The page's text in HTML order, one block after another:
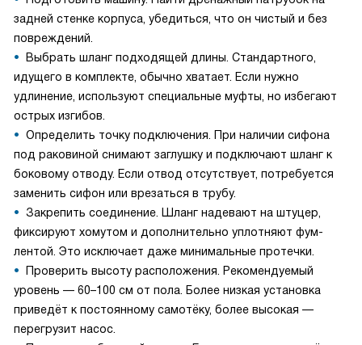
задней стенке корпуса, убедиться, что он чистый и без
повреждений.
Выбрать шланг подходящей длины. Стандартного,
идущего в комплекте, обычно хватает. Если нужно
удлинение, используют специальные муфты, но избегают
острых изгибов.
Определить точку подключения. При наличии сифона
под раковиной снимают заглушку и подключают шланг к
боковому отводу. Если отвод отсутствует, потребуется
заменить сифон или врезаться в трубу.
Закрепить соединение. Шланг надевают на штуцер,
фиксируют хомутом и дополнительно уплотняют фум-
лентой. Это исключает даже минимальные протечки.
Проверить высоту расположения. Рекомендуемый
уровень — 60–100 см от пола. Более низкая установка
приведёт к постоянному самотёку, более высокая —
перегрузит насос.